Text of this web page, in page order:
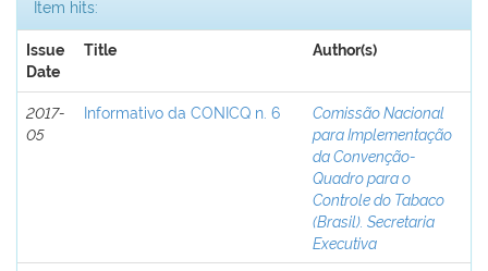
Item hits:
Issue
Date
Title Author(s)
2017-
05
Informativo da CONICQ n. 6
Comissão Nacional
para Implementação
da Convenção-
Quadro para o
Controle do Tabaco
(Brasil). Secretaria
Executiva